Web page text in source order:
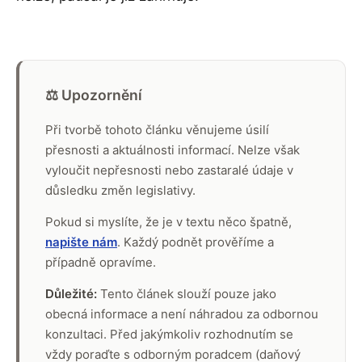
⚖️ Upozornění
Při tvorbě tohoto článku věnujeme úsilí
přesnosti a aktuálnosti informací. Nelze však
vyloučit nepřesnosti nebo zastaralé údaje v
důsledku změn legislativy.
Pokud si myslíte, že je v textu něco špatně,
napište nám. Každý podnět prověříme a
případně opravíme.
Důležité: Tento článek slouží pouze jako
obecná informace a není náhradou za odbornou
konzultaci. Před jakýmkoliv rozhodnutím se
vždy poraďte s odborným poradcem (daňový